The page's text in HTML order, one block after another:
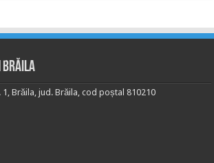
Brăila
Brăila, jud. Brăila, cod poștal 810210